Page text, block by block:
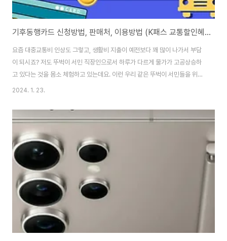
기후동행카드 신청방법, 판매처, 이용방법 (K패스 교통할인혜택 비교)
요즘 대중교통비 인상도 그렇고, 생활비 지출이 예전보다 꽤 많이 나가서 부담
이 되시죠? 저도 뚜벅이 서민 직장인으로서 하루가 다르게 물가가 고공상승하
고 있다는 것을 몸소 체험하고 있는데요. 이런 우리 같은 뚜벅이 서민들을 위한
교통비 절감 정책으로 정부에서 기후동행카드를 내놓았다고 합니다. 한 달에
매처 이용방법, 그리고 요즘 또 핫하게 이슈가 되고 있는 "K 패스 카드"의 교통
비 할인혜택에 대해서 확실하게 장단점을 비교하여 알려드리겠습니다. 기후동
행카드 신청방법👆 기후동행카드는 1월 23일 화요일 아침 7시부터 구매가 가
능합니다. 사용은 1월 27일 ~ 6월 30일까지 사용이 가능하다고 하는데요. 그
렇다면 기후동행카드의 판매처는..
2024. 1. 23.